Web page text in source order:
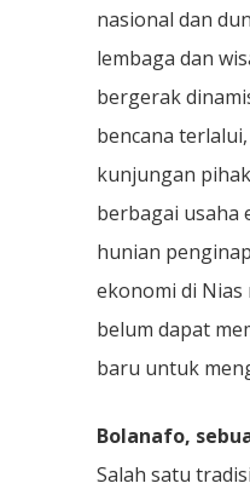
nasional dan
lembaga dan
bergerak
bencana
kunjungan
berbagai usaha
hunian
ekonomi di Nias
belum dapat
baru untuk
Bolanafo,
Salah satu